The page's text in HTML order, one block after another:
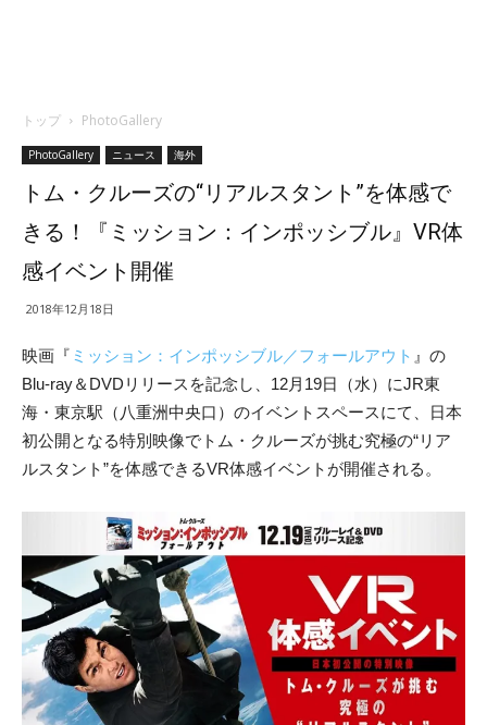
トップ PhotoGallery
PhotoGallery ニュース 海外
トム・クルーズの“リアルスタント”を体感で
きる！『ミッション：インポッシブル』VR体
感イベント開催
2018年12月18日
映画『 ミッション：インポッシブル／フォールアウト 』の
Blu-ray＆DVDリリースを記念し、12月19日（水）にJR東
海・東京駅（八重洲中央口）のイベントスペースにて、日本
初公開となる特別映像でトム・クルーズが挑む究極の“リア
ルスタント”を体感できるVR体感イベントが開催される。